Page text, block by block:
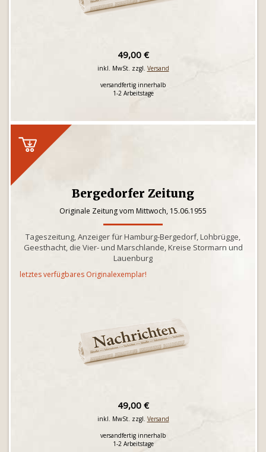
49,00 €
inkl. MwSt. zzgl. Versand
versandfertig innerhalb
1-2 Arbeitstage
Bergedorfer Zeitung
Originale Zeitung vom Mittwoch, 15.06.1955
Tageszeitung, Anzeiger für Hamburg-Bergedorf, Lohbrügge,
Geesthacht, die Vier- und Marschlande, Kreise Stormarn und
Lauenburg
letztes verfügbares Originalexemplar!
49,00 €
inkl. MwSt. zzgl. Versand
versandfertig innerhalb
1-2 Arbeitstage